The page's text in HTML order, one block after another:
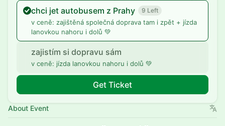
chci jet autobusem z Prahy
9 Left
v ceně: zajištěná společná doprava tam i zpět + jízda
lanovkou nahoru i dolů 💚
zajistím si dopravu sám
v ceně: jízda lanovkou nahoru i dolů 💚
Get Ticket
About Event